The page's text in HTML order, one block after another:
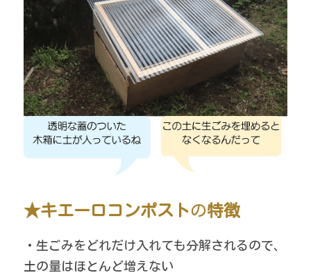
★キエーロコンポストの特徴
・生ごみをどれだけ入れても分解されるので、
土の量はほとんど増えない